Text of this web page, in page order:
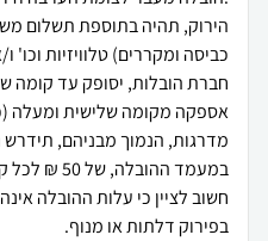
הירוק, תהיה בתוספת תשלום
כביסה ומקררים) טלוויזיות
מדרגות, הנמוך מבניהם,
חשוב לציין כי עלות ההובלה